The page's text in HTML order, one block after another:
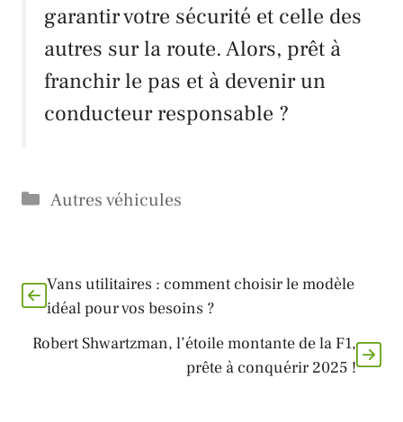
garantir votre sécurité et celle des
autres sur la route. Alors, prêt à
franchir le pas et à devenir un
conducteur responsable ?
Catégories
Autres véhicules
Vans utilitaires : comment choisir le modèle
idéal pour vos besoins ?
Robert Shwartzman, l’étoile montante de la F1,
prête à conquérir 2025 !